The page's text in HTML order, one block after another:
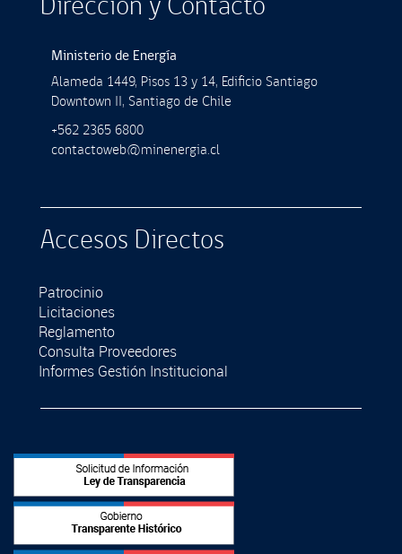
Ministerio de Energía
Alameda 1449, Pisos 13 y 14, Ediﬁcio Santiago
Downtown II, Santiago de Chile
+562 2365 6800
contactoweb@minenergia.cl
Accesos Directos
Patrocinio
Licitaciones
Reglamento
Consulta Proveedores
Informes Gestión Institucional